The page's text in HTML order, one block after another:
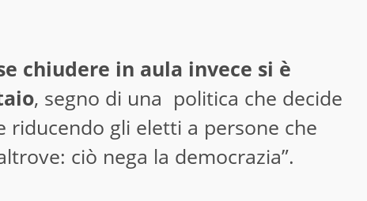
chiudere in aula invece si è
, segno di una politica che decide
gli eletti a persone che
ciò nega la democrazia”.